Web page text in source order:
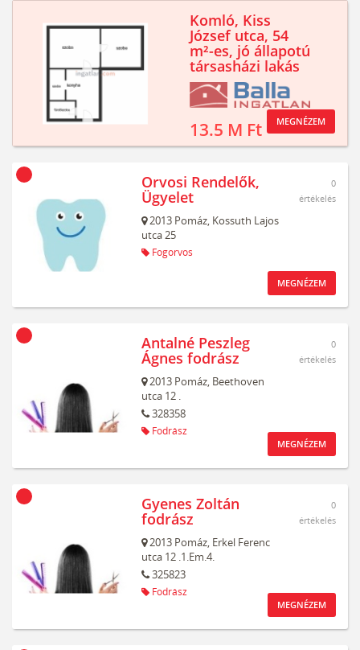
Komló, Kiss
József utca, 54
m²-es, jó állapotú
társasházi lakás
13.5 M Ft MEGNÉZEM
Orvosi Rendelők,
Ügyelet
2013 Pomáz, Kossuth Lajos
utca 25
Fogorvos
0
értékelés
MEGNÉZEM
Antalné Peszleg
Ágnes fodrász
2013 Pomáz, Beethoven
utca 12 .
328358
Fodrász
0
értékelés
MEGNÉZEM
Gyenes Zoltán
fodrász
2013 Pomáz, Erkel Ferenc
utca 12 .1.Em.4.
325823
Fodrász
0
értékelés
MEGNÉZEM